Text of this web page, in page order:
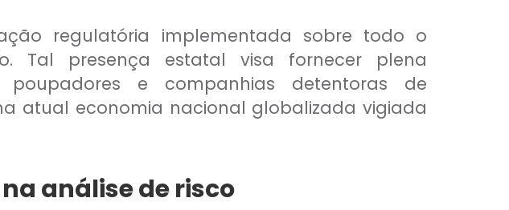
regulatória implementada sobre todo o
Tal presença estatal visa fornecer plena
e companhias detentoras de
atual economia nacional globalizada vigiada
análise de risco